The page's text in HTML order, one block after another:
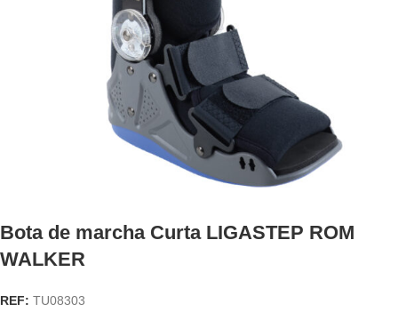
Bota de marcha Curta LIGASTEP ROM
WALKER
REF: TU08303